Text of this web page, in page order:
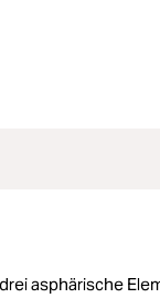
asphärische